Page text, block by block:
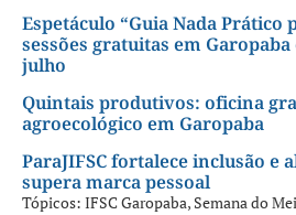
Espetáculo “Guia Nada Prático
sessões gratuitas em
julho
Quintais produtivos: oficina
agroecológico em Garopaba
ParaJIFSC fortalece inclusão e
supera marca pessoal
Tópicos: IFSC Garopaba, Semana do